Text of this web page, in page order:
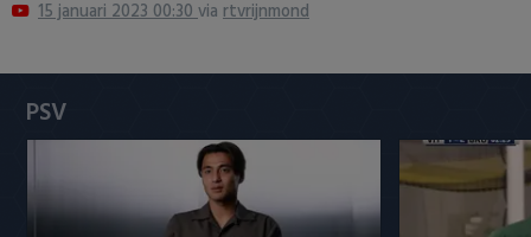
NAC Breda
PSV
15 januari 2023 00:30via rtvrijnmond
PSV